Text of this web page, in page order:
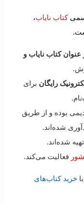
کتاب نایاب،
کتاب نایاب و
رایگان برای
بوده و از طریق
شده‌اند.
شده‌اند.
فعالیت می‌کند.
خرید کتاب‌های